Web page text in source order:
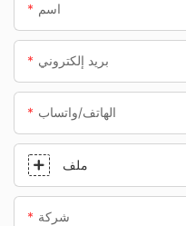
اسم
بريد إلكتروني
الهاتف/واتساب
ملف
شركة